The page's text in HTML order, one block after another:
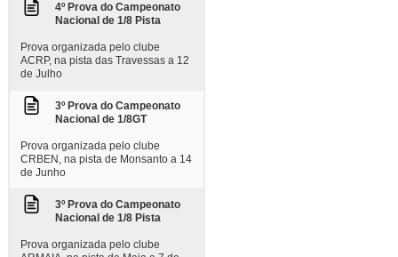
4º Prova do Campeonato
Nacional de 1/8 Pista
Prova organizada pelo clube
ACRP, na pista das Travessas a 12
de Julho
3º Prova do Campeonato
Nacional de 1/8GT
Prova organizada pelo clube
CRBEN, na pista de Monsanto a 14
de Junho
3º Prova do Campeonato
Nacional de 1/8 Pista
Prova organizada pelo clube